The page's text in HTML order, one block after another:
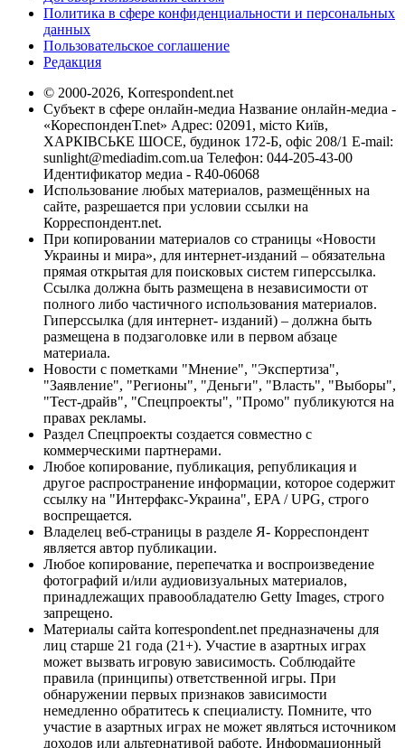
Политика в сфере конфиденциальности и персональных
данных
Пользовательское соглашение
Редакция
© 2000-2026, Korrespondent.net
Субъект в сфере онлайн-медиа Название онлайн-медиа -
«КореспонденТ.net» Адрес: 02091, місто Київ,
ХАРКІВСЬКЕ ШОСЕ, будинок 172-Б, офіс 208/1 E-mail:
sunlight@mediadim.com.ua Телефон: 044-205-43-00
Идентификатор медиа - R40-06068
Использование любых материалов, размещённых на
сайте, разрешается при условии ссылки на
Корреспондент.net.
При копировании материалов со страницы «Новости
Украины и мира», для интернет-изданий – обязательна
прямая открытая для поисковых систем гиперссылка.
Ссылка должна быть размещена в независимости от
полного либо частичного использования материалов.
Гиперссылка (для интернет- изданий) – должна быть
размещена в подзаголовке или в первом абзаце
материала.
Новости с пометками "Мнение", "Экспертиза",
"Заявление", "Регионы", "Деньги", "Власть", "Выборы",
"Тест-драйв", "Спецпроекты", "Промо" публикуются на
правах рекламы.
Раздел Спецпроекты создается совместно с
коммерческими партнерами.
Любое копирование, публикация, републикация и
другое распространение информации, которое содержит
ссылку на "Интерфакс-Украина", EPA / UPG, строго
воспрещается.
Владелец веб-страницы в разделе Я- Корреспондент
является автор публикации.
Любое копирование, перепечатка и воспроизведение
фотографий и/или аудиовизуальных материалов,
принадлежащих правообладателю Getty Images, строго
запрещено.
Материалы сайта korrespondent.net предназначены для
лиц старше 21 года (21+). Участие в азартных играх
может вызвать игровую зависимость. Соблюдайте
правила (принципы) ответственной игры. При
обнаружении первых признаков зависимости
немедленно обратитесь к специалисту. Помните, что
участие в азартных играх не может являться источником
доходов или альтернативой работе. Информационный